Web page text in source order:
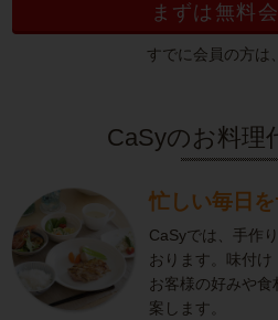
まずは無料
すでに会員の方は、
CaSyのお料理
忙しい毎日を
CaSyでは、手作
おります。味付け
お客様の好みや
案します。